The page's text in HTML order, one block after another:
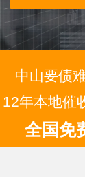
中山要债
12年本地催
全国免